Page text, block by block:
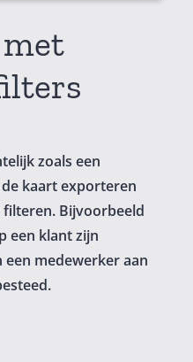
zoals een
kaart exporteren
filteren. Bijvoorbeeld
een klant zijn
medewerker aan